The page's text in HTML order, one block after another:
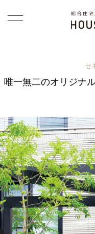
セ
唯一無二のオリジナ